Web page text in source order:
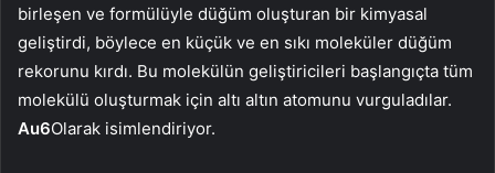
birleşen ve formülüyle düğüm oluşturan bir kimyasal
geliştirdi, böylece en küçük ve en sıkı moleküler düğüm
rekorunu kırdı. Bu molekülün geliştiricileri başlangıçta tüm
molekülü oluşturmak için altı altın atomunu vurguladılar.
Au6Olarak isimlendiriyor.